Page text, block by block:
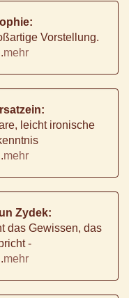
Vorstellung.
mehr
leicht ironische
mehr
Zydek:
das Gewissen, das
-
mehr